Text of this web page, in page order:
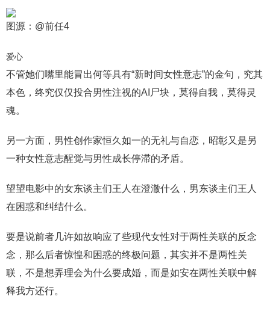
图源：@前任4
爱心
不管她们嘴里能冒出何等具有“新时间女性意志”的金句，究其
本色，终究仅仅投合男性注视的AI尸块，莫得自我，莫得灵
魂。
另一方面，男性创作家恒久如一的无礼与自恋，昭彰又是另
一种女性意志醒觉与男性成长停滞的矛盾。
望望电影中的女东谈主们王人在澄澈什么，男东谈主们王人
在困惑和纠结什么。
要是说前者几许如故响应了些现代女性对于两性关联的反念
念，那么后者惊惶和困惑的终极问题，其实并不是两性关
联，不是想弄理会为什么要成婚，而是如安在两性关联中解
释我方还行。